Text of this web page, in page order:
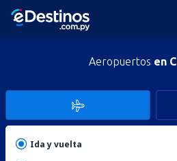
Aeropuertos en
Ida y vuelta